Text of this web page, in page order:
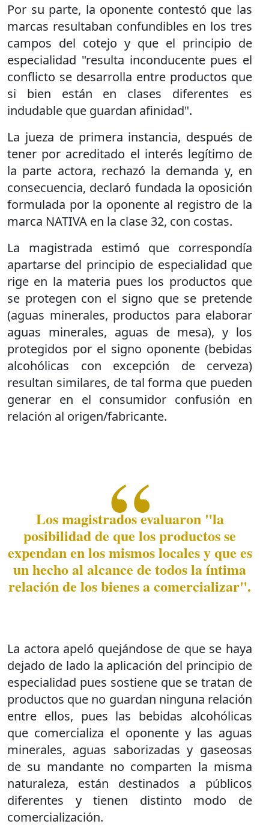
Por su parte, la oponente contestó que las
marcas resultaban confundibles en los tres
campos del cotejo y que el principio de
especialidad "resulta inconducente pues el
conflicto se desarrolla entre productos que
si bien están en clases diferentes es
indudable que guardan afinidad".
La jueza de primera instancia, después de
tener por acreditado el interés legítimo de
la parte actora, rechazó la demanda y, en
consecuencia, declaró fundada la oposición
formulada por la oponente al registro de la
marca NATIVA en la clase 32, con costas.
La magistrada estimó que correspondía
apartarse del principio de especialidad que
rige en la materia pues los productos que
se protegen con el signo que se pretende
(aguas minerales, productos para elaborar
aguas minerales, aguas de mesa), y los
protegidos por el signo oponente (bebidas
alcohólicas con excepción de cerveza)
resultan similares, de tal forma que pueden
generar en el consumidor confusión en
relación al origen/fabricante.
Los magistrados evaluaron "la
posibilidad de que los productos se
expendan en los mismos locales y que es
un hecho al alcance de todos la íntima
relación de los bienes a comercializar".
La actora apeló quejándose de que se haya
dejado de lado la aplicación del principio de
especialidad pues sostiene que se tratan de
productos que no guardan ninguna relación
entre ellos, pues las bebidas alcohólicas
que comercializa el oponente y las aguas
minerales, aguas saborizadas y gaseosas
de su mandante no comparten la misma
naturaleza, están destinados a públicos
diferentes y tienen distinto modo de
comercialización.